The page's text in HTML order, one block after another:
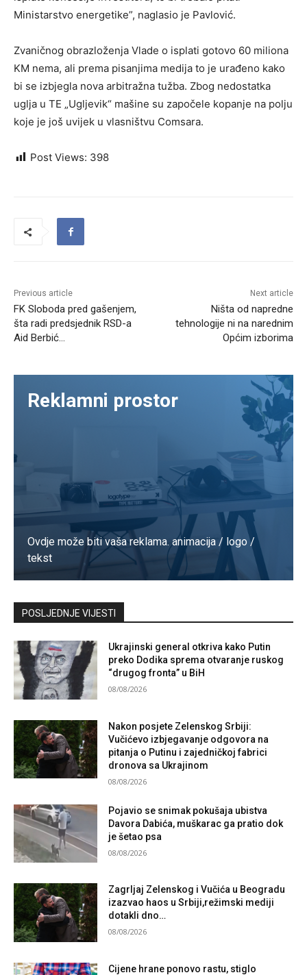
Ministarstvo energetike”, naglasio je Pavlović.
Zvaničnog obrazloženja Vlade o isplati gotovo 60 miliona
KM nema, ali prema pisanjima medija to je urađeno kako
bi se izbjegla nova arbitražna tužba. Zbog nedostatka
uglja u TE „Ugljevik“ mašine su započele kopanje na polju
koje je još uvijek u vlasništvu Comsara.
Post Views: 398
Previous article
FK Sloboda pred gašenjem,
šta radi predsjednik RSD-a
Aid Berbić…
Next article
Ništa od napredne
tehnologije ni na narednim
Općim izborima
Reklamni prostor
Ovdje može biti vaša reklama. animacija / logo /
tekst
Kontaktirajte nas
POSLJEDNJE VIJESTI
Ukrajinski general otkriva kako Putin
preko Dodika sprema otvaranje ruskog
“drugog fronta” u BiH
08/08/2026
Nakon posjete Zelenskog Srbiji:
Vučićevo izbjegavanje odgovora na
pitanja o Putinu i zajedničkoj fabrici
dronova sa Ukrajinom
08/08/2026
Pojavio se snimak pokušaja ubistva
Davora Dabića, muškarac ga pratio dok
je šetao psa
08/08/2026
Zagrljaj Zelenskog i Vučića u Beogradu
izazvao haos u Srbiji,režimski mediji
dotakli dno…
08/08/2026
Cijene hrane ponovo rastu, stiglo